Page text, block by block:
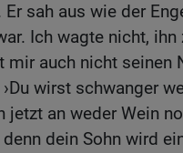
sah aus wie der
Ich wagte nicht, ihn
mir auch nicht seinen
wirst schwanger
jetzt an weder Wein
denn dein Sohn wird